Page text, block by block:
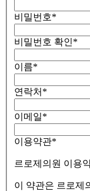
비밀번호*
비밀번호 확인*
이름*
연락처 *
이메일*
이용약관*
르로제의원 이용
이 약관은 르로제